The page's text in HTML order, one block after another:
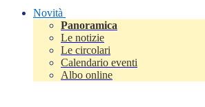
Novità
Panoramica
Le notizie
Le circolari
Calendario eventi
Albo online